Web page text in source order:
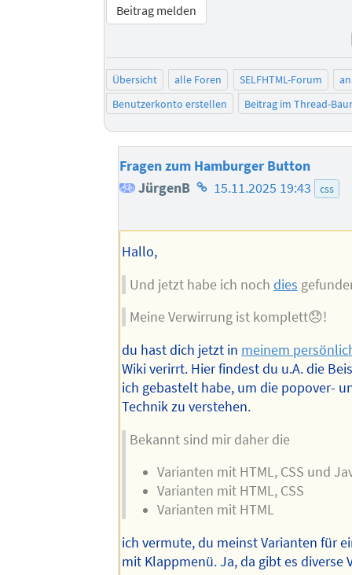
Beitrag melden
Übersicht alle Foren SELFHTML-Forum
Benutzerkonto erstellen
Beitrag im Thread-
Fragen zum Hamburger Button
JürgenB Homepage
Autors
15.11.2025 19:43 css
Hallo,
Und jetzt habe ich noch dies
Meine Verwirrung ist komplett😞!
du hast dich jetzt in meinem
Wiki verirrt. Hier findest du u.A. die
ich gebastelt habe, um die popover-
Technik zu verstehen.
Bekannt sind mir daher die
Varianten mit HTML, CSS und
Varianten mit HTML, CSS
Varianten mit HTML
ich vermute, du meinst Varianten für
mit Klappmenü. Ja, da gibt es diverse